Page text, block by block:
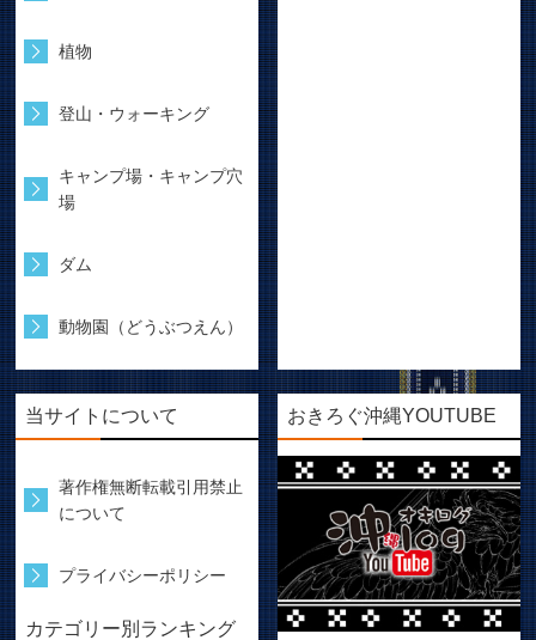
植物
登山・ウォーキング
キャンプ場・キャンプ穴
場
ダム
動物園（どうぶつえん）
当サイトについて
著作権無断転載引用禁止
について
プライバシーポリシー
カテゴリー別ランキング
おきろぐ沖縄YOUTUBE